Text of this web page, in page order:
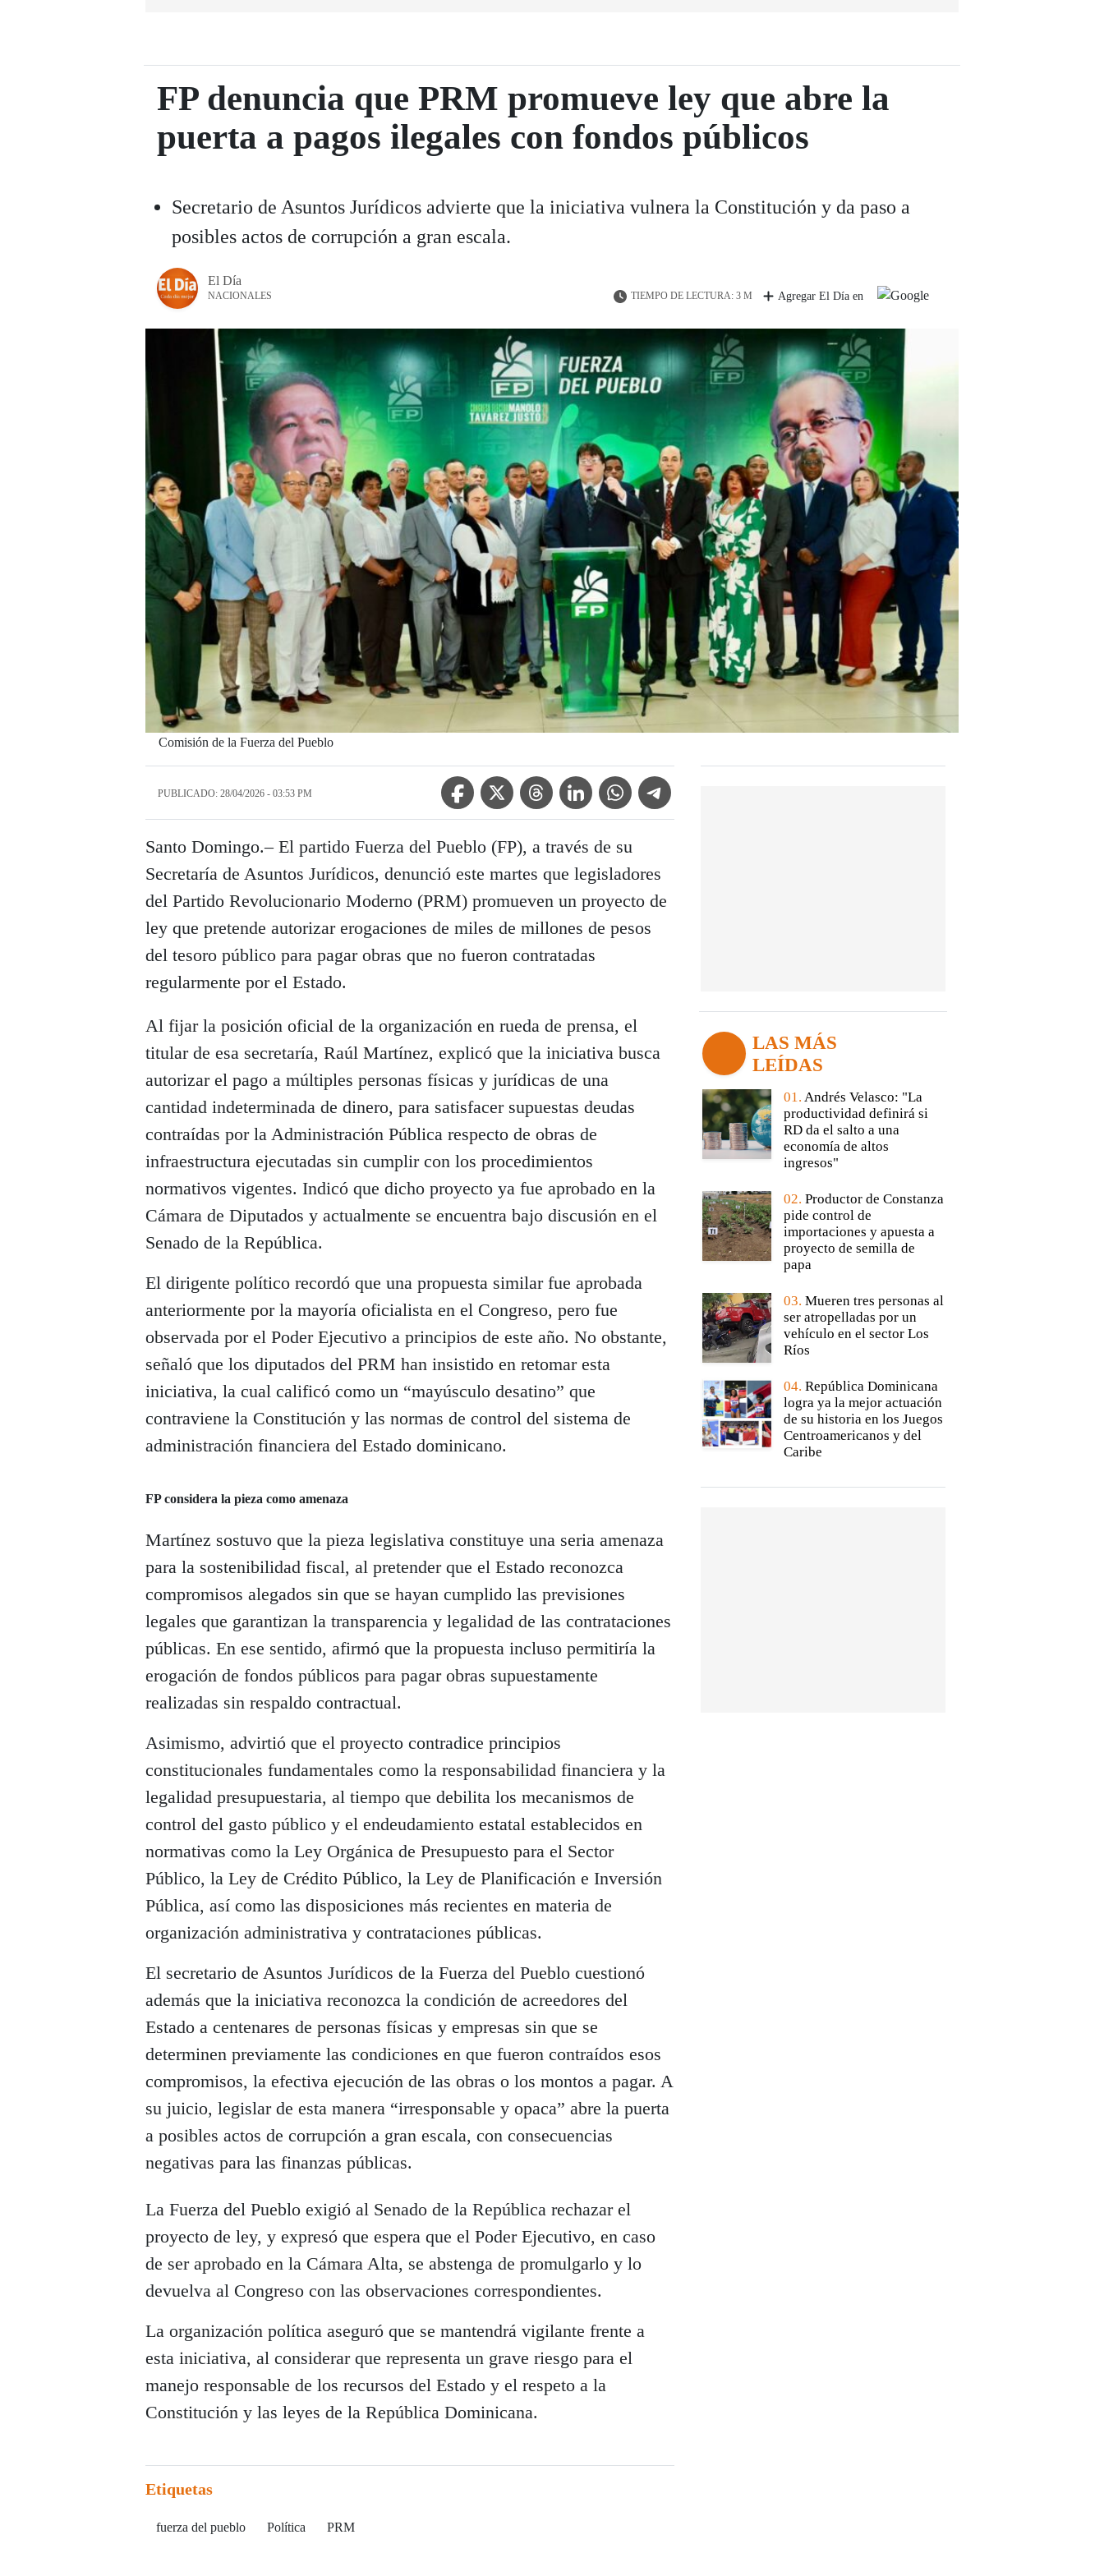
FP denuncia que PRM promueve ley que abre la
puerta a pagos ilegales con fondos públicos
Secretario de Asuntos Jurídicos advierte que la iniciativa vulnera la Constitución y da paso a
posibles actos de corrupción a gran escala.
El Día
NACIONALES TIEMPO DE LECTURA: 3 M Agregar El Día en
Comisión de la Fuerza del Pueblo
PUBLICADO: 28/04/2026 - 03:53 PM
Facebook IconTwitter IconThreads IconLinkedin IconWhatsApp IconTelegram Icon
Santo Domingo.– El partido Fuerza del Pueblo (FP), a través de su
Secretaría de Asuntos Jurídicos, denunció este martes que legisladores
del Partido Revolucionario Moderno (PRM) promueven un proyecto de
ley que pretende autorizar erogaciones de miles de millones de pesos
del tesoro público para pagar obras que no fueron contratadas
regularmente por el Estado.
Al fijar la posición oficial de la organización en rueda de prensa, el
titular de esa secretaría, Raúl Martínez, explicó que la iniciativa busca
autorizar el pago a múltiples personas físicas y jurídicas de una
cantidad indeterminada de dinero, para satisfacer supuestas deudas
contraídas por la Administración Pública respecto de obras de
infraestructura ejecutadas sin cumplir con los procedimientos
normativos vigentes. Indicó que dicho proyecto ya fue aprobado en la
Cámara de Diputados y actualmente se encuentra bajo discusión en el
Senado de la República.
El dirigente político recordó que una propuesta similar fue aprobada
anteriormente por la mayoría oficialista en el Congreso, pero fue
observada por el Poder Ejecutivo a principios de este año. No obstante,
señaló que los diputados del PRM han insistido en retomar esta
iniciativa, la cual calificó como un “mayúsculo desatino” que
contraviene la Constitución y las normas de control del sistema de
administración financiera del Estado dominicano.
FP considera la pieza como amenaza
Martínez sostuvo que la pieza legislativa constituye una seria amenaza
para la sostenibilidad fiscal, al pretender que el Estado reconozca
compromisos alegados sin que se hayan cumplido las previsiones
legales que garantizan la transparencia y legalidad de las contrataciones
públicas. En ese sentido, afirmó que la propuesta incluso permitiría la
erogación de fondos públicos para pagar obras supuestamente
realizadas sin respaldo contractual.
Asimismo, advirtió que el proyecto contradice principios
constitucionales fundamentales como la responsabilidad financiera y la
legalidad presupuestaria, al tiempo que debilita los mecanismos de
control del gasto público y el endeudamiento estatal establecidos en
normativas como la Ley Orgánica de Presupuesto para el Sector
Público, la Ley de Crédito Público, la Ley de Planificación e Inversión
Pública, así como las disposiciones más recientes en materia de
organización administrativa y contrataciones públicas.
El secretario de Asuntos Jurídicos de la Fuerza del Pueblo cuestionó
además que la iniciativa reconozca la condición de acreedores del
Estado a centenares de personas físicas y empresas sin que se
determinen previamente las condiciones en que fueron contraídos esos
compromisos, la efectiva ejecución de las obras o los montos a pagar. A
su juicio, legislar de esta manera “irresponsable y opaca” abre la puerta
a posibles actos de corrupción a gran escala, con consecuencias
negativas para las finanzas públicas.
La Fuerza del Pueblo exigió al Senado de la República rechazar el
proyecto de ley, y expresó que espera que el Poder Ejecutivo, en caso
de ser aprobado en la Cámara Alta, se abstenga de promulgarlo y lo
devuelva al Congreso con las observaciones correspondientes.
La organización política aseguró que se mantendrá vigilante frente a
esta iniciativa, al considerar que representa un grave riesgo para el
manejo responsable de los recursos del Estado y el respeto a la
Constitución y las leyes de la República Dominicana.
Etiquetas
fuerza del pueblo Política PRM
LAS MÁS
LEÍDAS
01. Andrés Velasco: "La
productividad definirá si
RD da el salto a una
economía de altos
ingresos"
02. Productor de Constanza
pide control de
importaciones y apuesta a
proyecto de semilla de
papa
03. Mueren tres personas al
ser atropelladas por un
vehículo en el sector Los
Ríos
04. República Dominicana
logra ya la mejor actuación
de su historia en los Juegos
Centroamericanos y del
Caribe